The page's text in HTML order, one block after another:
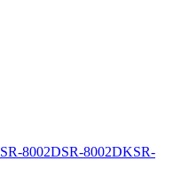
SR-8002DSR-8002DKSR-